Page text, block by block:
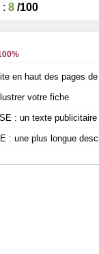
: 8 /100
en haut des pages de
votre fiche
: un texte publicitaire
: une plus longue